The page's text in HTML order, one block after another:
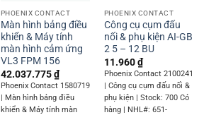
PHOENIX CONTACT
Màn hình bảng điều
khiển & Máy tính
màn hình cảm ứng
VL3 FPM 156
42.037.775₫
Phoenix Contact 1580719
| Màn hình bảng điều
khiển & Máy tính màn
PHOENIX CONTACT
Công cụ cụm đấu
nối & phụ kiện AI-GB
2 5 – 12 BU
11.960₫
Phoenix Contact 2100241
| Công cụ cụm đấu nối &
phụ kiện | Stock: 700 Có
hàng | NHL#: 651-